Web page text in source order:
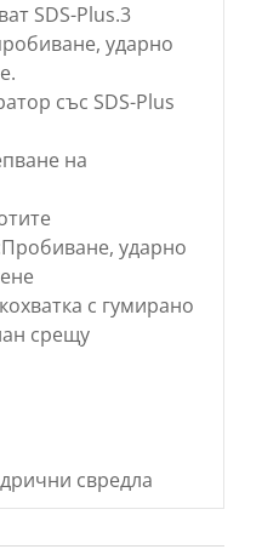
SDS-Plus.3
ударно
със SDS-Plus
на
ударно
с гумирано
срещу
свредла